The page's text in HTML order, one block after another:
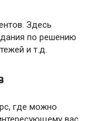
Здесь
по решению
и т.д.
где можно